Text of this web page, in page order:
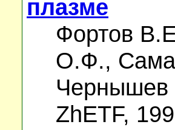
плазме
Фортов
О.Ф.,
ZhETF,